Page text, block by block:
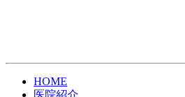
HOME
医院紹介